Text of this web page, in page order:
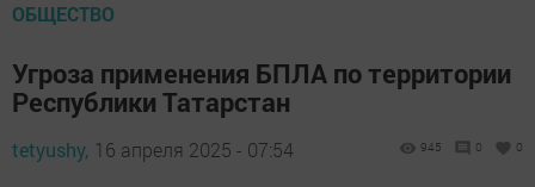
ОБЩЕСТВО
Угроза применения БПЛА по территории
Республики Татарстан
tetyushy, 16 апреля 2025 - 07:54 945 0 0